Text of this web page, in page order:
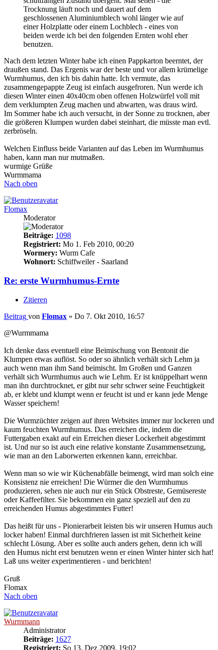
Trocknung läuft noch und dauert auf dem
geschlossenen Aluminiumblech wohl länger wie auf
einer Holzplatte oder einem Lochblech - eines von
beiden werde ich bei den folgenden Ernten wohl eher
benutzen.
Nach dem letzten Winter habe ich einen Pappkarton beerntet, der
draußen stand. Das Ergenis war der beste und vor allem krümelige
Wurmhumus, den ich bis dahin hatte. Ich vermute, das
zusammengepappte Zeug ist einfach ausgefroren. Nun werde ich
diesen Winter einen 40x40cm oben offenen Holzwürfel voll mit
dem verklumpten Zeug machen und abwarten, was draus wird.
Im Sommer habe ich auch versucht, in der Sonne zu trocknen, aber
die größeren Klumpen wurden dabei steinhart, die müsste man evtl.
zerbröseln.
Welchen Einfluss beide Varianten auf das Leben im Wurmhumus
haben, kann man nur mutmaßen.
wurmige Grüße
Wurmmama
Nach oben
Flomax
Moderator
Beiträge: 1098
Registriert: Mo 1. Feb 2010, 00:20
Wormery: Wurm Cafe
Wohnort: Schiffweiler - Saarland
Re: erste Wurmhumus-Ernte
Zitieren
Beitrag von Flomax » Do 7. Okt 2010, 16:57
@Wurmmama
Ich denke dass eventuell eine Beimischung von Bentonit die
Klumpen etwas auflöst. So oder so ähnlich verhält sich Lehm ja
auch wenn man ihm Sand beimischt. Im Großen und Ganzen
verhält sich Wurmhumus auch wie Lehm. Er ist knüppelhart wenn
man ihn durchtrocknet, er gibt nur sehr schwer seine Feuchtigkeit
ab, er klebt und klumpt wenn er feucht ist und er kann jede Menge
Wasser speichern!
Die Wurmzüchter zeigen auf ihren Websites immer nur lockeren und
kaum feuchten Wurmhumus. Das erreichen die, indem die
Futtergaben exakt auf ein Erreichen dieser Lockerheit abgestimmt
ist. Und nur so ist auch eine relative konstante Zusammensetzung,
wie man an den Laborwerten erkennen kann, erreichbar.
Wenn man so wie wir Küchenabfälle beimengt, wird man solch eine
Konsistenz nie erreichen! Die Würmer die den Wurmhumus
produzieren, sehen nie auch nur ein Stück Obstreste, Gemüsereste
oder Kaffeefilter. Sie bekommen ein ganz speziell auf den zu
erreichenden Humus abgestimmtes Futter!
Das heißt für uns - Pionierarbeit leisten bis wir unseren Humus auch
locker haben! Einmal durchfrieren lassen ist mit Sicherheit keine
schlecht Lösung. Aber es sollte auch anders gehen, denn ich will
den Humus nicht erst benutzen wenn er einen Winter hinter sich hat!
Laß uns weiter experimentieren - und berichten!
Gruß
Flomax
Nach oben
Wurmmann
Administrator
Beiträge: 1627
Registriert: So 13. Dez 2009, 19:02